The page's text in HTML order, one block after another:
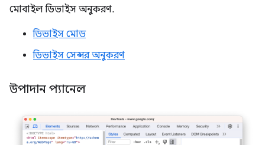
মোবাইল ডিভাইস অনুকরণ.
ডিভাইস মোড
ডিভাইস সেন্সর অনুকরণ
উপাদান প্যানেল